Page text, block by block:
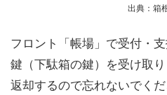
出典：箱
フロント「帳場」で受付・
鍵（下駄箱の鍵）を受け取
返却するので忘れないでくだ